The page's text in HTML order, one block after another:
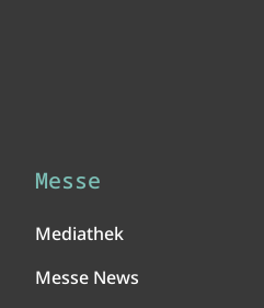
Messe
Mediathek
Messe News